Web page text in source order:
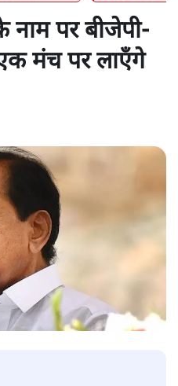
नाम पर बीजेपी-
एक मंच पर लाएँगे